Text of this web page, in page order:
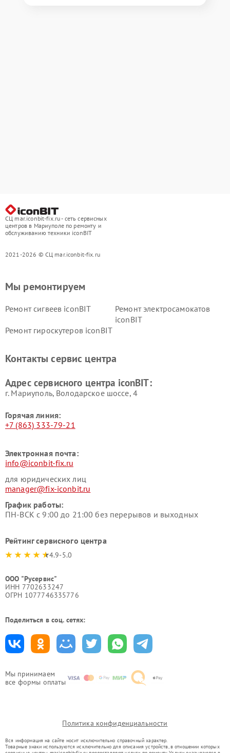
СЦ mar.iconbit-fix.ru - сеть сервисных
центров в Мариуполе по ремонту и
обслуживанию техники iconBIT
2021-2026 © СЦ mar.iconbit-fix.ru
Мы принимаем
все формы оплаты
Мы ремонтируем
Ремонт сигвеев iconBIT
Ремонт электросамокатов
iconBIT
Ремонт гироскутеров iconBIT
Контакты сервис центра
Адрес сервисного центра iconBIT:
г. Мариуполь, Володарское шоссе, 4
Горячая линия:
+7 (863) 333-79-21
Электронная почта:
info@iconbit-fix.ru
для юридических лиц
manager@fix-iconbit.ru
График работы:
ПН-ВСК с 9:00 до 21:00 без перерывов и выходных
Рейтинг сервисного центра
4.9-5.0
ООО "Русервис"
ИНН 7702633247
ОГРН 1077746335776
Поделиться в соц. сетях:
Политика конфиденциальности
Вся информация на сайте носит исключительно справочный характер.
Товарные знаки используются исключительно для описания устройств, в отношении которых